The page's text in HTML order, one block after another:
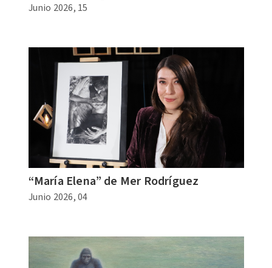
Junio 2026, 15
“María Elena” de Mer Rodríguez
Junio 2026, 04